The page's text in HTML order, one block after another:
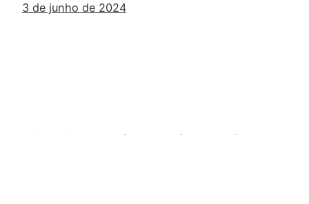
3 de junho de 2024
Mineração sustentável. Essa é a nossa frente.